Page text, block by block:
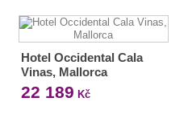
Hotel Occidental Cala
Vinas, Mallorca
22 189 Kč